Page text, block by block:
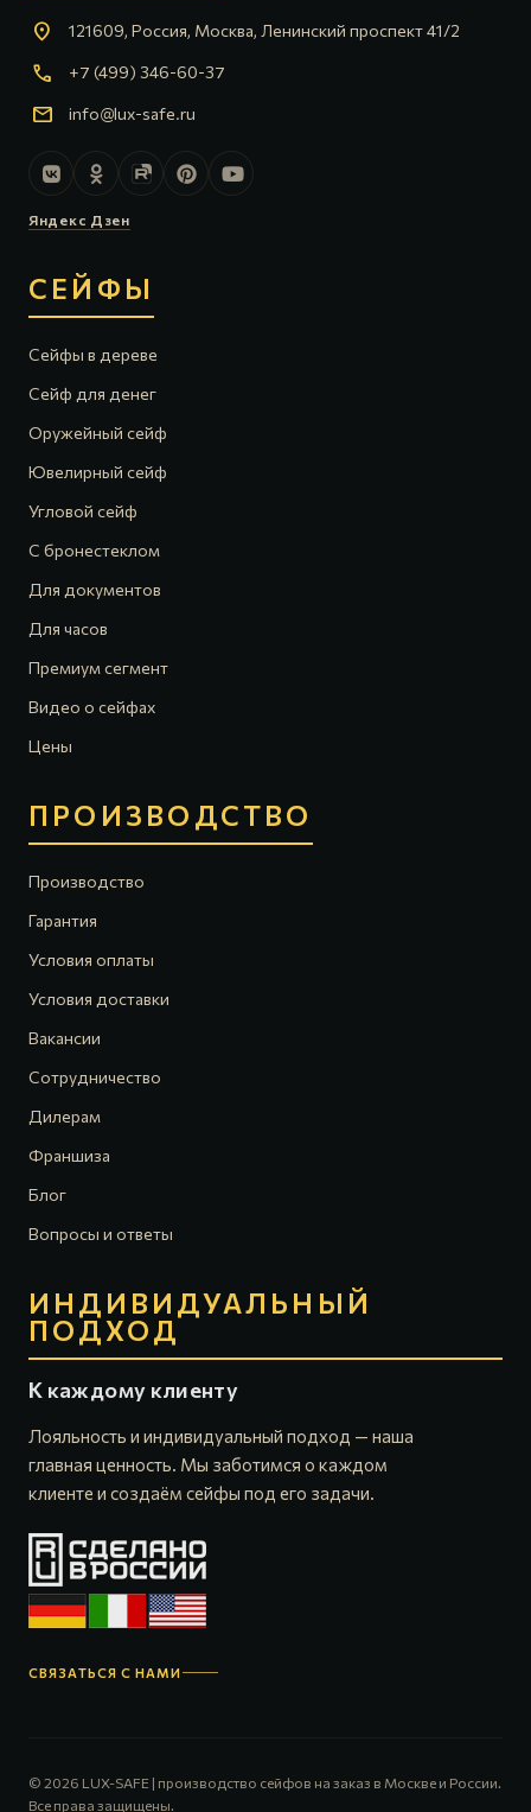
location_on 121609, Россия, Москва, Ленинский проспект 41/2
call +7 (499) 346-60-37
mail info@lux-safe.ru
Яндекс Дзен
СЕЙФЫ
Сейфы в дереве
Сейф для денег
Оружейный сейф
Ювелирный сейф
Угловой сейф
С бронестеклом
Для документов
Для часов
Премиум сегмент
Видео о сейфах
Цены
ПРОИЗВОДСТВО
Производство
Гарантия
Условия оплаты
Условия доставки
Вакансии
Сотрудничество
Дилерам
Франшиза
Блог
Вопросы и ответы
ИНДИВИДУАЛЬНЫЙ
ПОДХОД
К каждому клиенту
Лояльность и индивидуальный подход — наша
главная ценность. Мы заботимся о каждом
клиенте и создаём сейфы под его задачи.
СВЯЗАТЬСЯ С НАМИ
© 2026 LUX-SAFE | производство сейфов на заказ в Москве и России.
Все права защищены.